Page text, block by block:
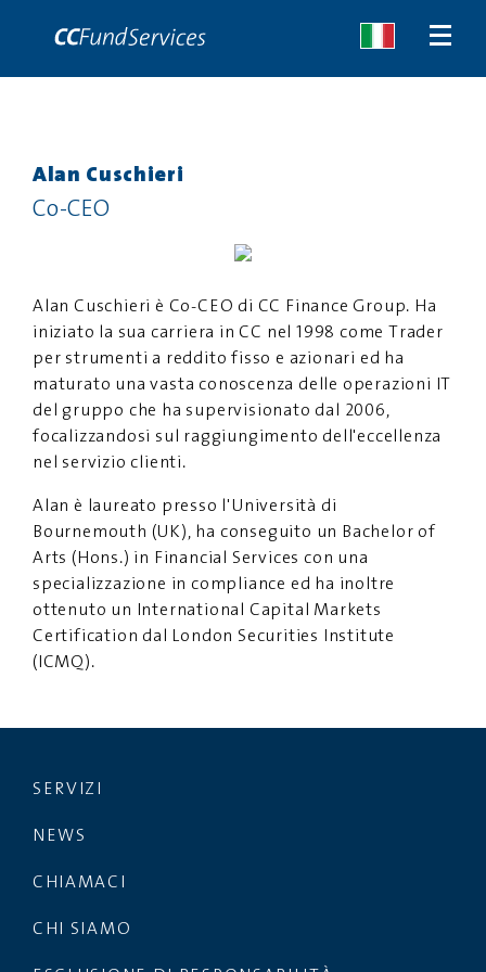
CHI SIAMO
SERVIZI
NEWS
CONTATTACI
PRIVACY DISCLAIMER
Alan Cuschieri
Co-CEO
Alan Cuschieri è Co-CEO di CC Finance Group. Ha
iniziato la sua carriera in CC nel 1998 come Trader
per strumenti a reddito fisso e azionari ed ha
maturato una vasta conoscenza delle operazioni IT
del gruppo che ha supervisionato dal 2006,
focalizzandosi sul raggiungimento dell'eccellenza
nel servizio clienti.
Alan è laureato presso l'Università di
Bournemouth (UK), ha conseguito un Bachelor of
Arts (Hons.) in Financial Services con una
specializzazione in compliance ed ha inoltre
ottenuto un International Capital Markets
Certification dal London Securities Institute
(ICMQ).
SERVIZI
NEWS
CHIAMACI
CHI SIAMO